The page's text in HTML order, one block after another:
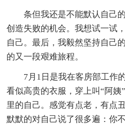
条但我还是不能默认自己的
创造失败的机会。我想试一试
自己。最后，我毅然坚持自己
的又一段艰难旅程。
7月1日是我在客房部工作的
看似高贵的衣服，穿上叫“阿姨
里的自己。感觉有点老，有点
默默的对自己说了很多遍：你